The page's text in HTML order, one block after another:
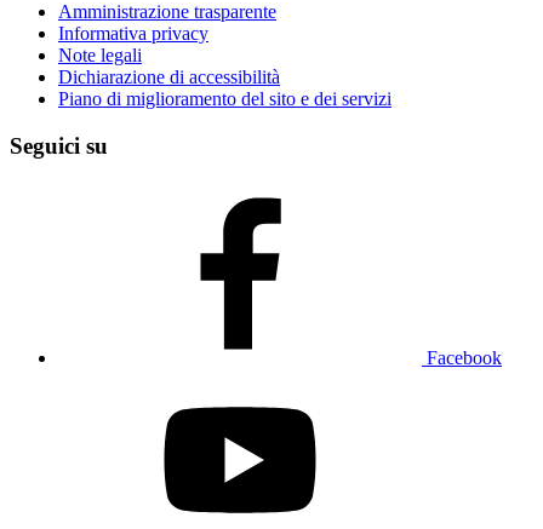
Amministrazione trasparente
Informativa privacy
Note legali
Dichiarazione di accessibilità
Piano di miglioramento del sito e dei servizi
Seguici su
Facebook